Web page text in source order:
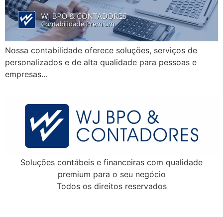
Nossa contabilidade oferece soluções, serviços de
personalizados e de alta qualidade para pessoas e
empresas…
Soluções contábeis e financeiras com qualidade
premium para o seu negócio
Todos os direitos reservados